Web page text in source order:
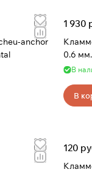
anchor
1 930
0.6
В
В
120